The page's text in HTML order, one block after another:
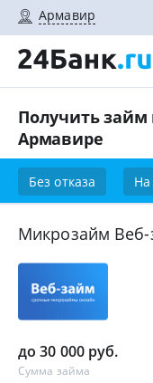
Армавир
Получить займ
Армавире
Без отказа На
Микрозайм Веб-
до 30 000 руб.
Сумма займа